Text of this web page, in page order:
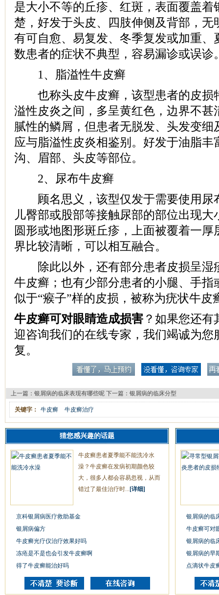
是大小不等的丘疹、红斑，表面覆盖着
楚，好发于头皮、四肢伸侧及背部，无
有可自愈、易复发、冬季复发或加重、
数患者的症状不典型，容易漏诊或误诊
1、脂溢性牛皮癣
也称头皮牛皮癣，该型患者的皮损
溢性皮炎之间，多呈黄红色，边界不甚
腻性的鳞屑，但患者无脱发、头发变细
应与脂溢性皮炎相鉴别。好发于油脂丰
沟、眉部、头皮等部位。
2、尿布牛皮癣
顾名思义，该型仅发于需要使用尿
儿臀部或股部等接触尿部的部位出现
圆形或地图形斑丘疹，上面被覆着一厚
界比较清晰，可以相互融合。
除此以外，还有部分患者皮损呈湿
牛皮癣；也有少部分患者的小腿、手指
似于“瘊子”样的皮损，被称为疣状牛皮
牛皮癣可对眼睛造成损害 ？如果您还
迎咨询我们的在线专家，我们竭诚为您
复。
上一篇： 银屑病的临床表现有哪些呢 下一篇： 银屑病的临床分型
关键字： 牛皮癣 牛皮癣治疗
猜您感兴趣的话题
牛皮癣患者夏季能不能洗冷水
澡？牛皮癣在发病初期颜色较
大，很多人都会容易忽视，从而
错过了最佳治疗时... [详细]
京科银屑病医疗救助基金
银屑病偏方
牛皮癣光疗仪治疗效果好吗
冻疮是不是也会引发牛皮癣啊
得了牛皮癣能治好吗
银屑病的临
牛皮癣可对
银屑病的临
银屑病的早
点滴状牛皮